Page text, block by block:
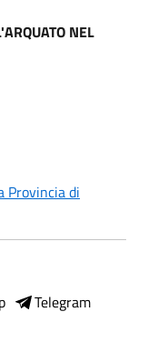
NEL
Provincia di
Telegram